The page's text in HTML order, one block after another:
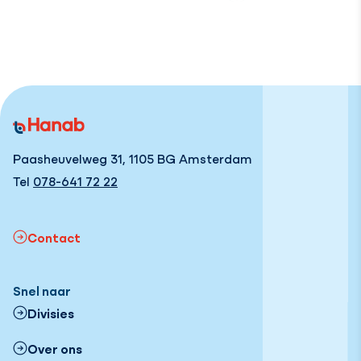
Paasheuvelweg 31, 1105 BG Amsterdam
Tel 078-641 72 22
Contact
Snel naar
Divisies
Over ons